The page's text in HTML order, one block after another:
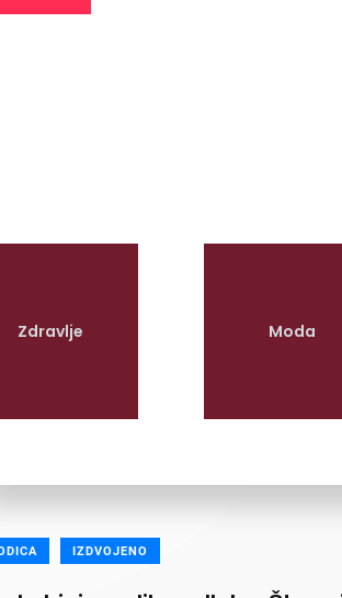
Zdravlje Moda
IZDVOJENO